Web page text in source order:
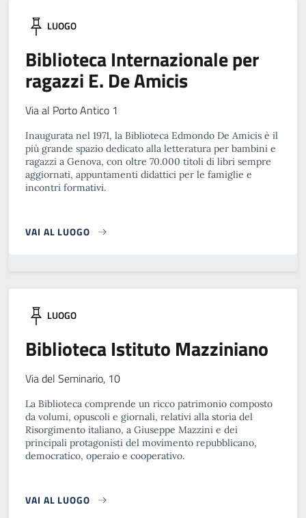
LUOGO
Biblioteca Internazionale per
ragazzi E. De Amicis
Via al Porto Antico 1
Inaugurata nel 1971, la Biblioteca Edmondo De Amicis è il
più grande spazio dedicato alla letteratura per bambini e
ragazzi a Genova, con oltre 70.000 titoli di libri sempre
aggiornati, appuntamenti didattici per le famiglie e
incontri formativi.
VAI AL LUOGO
LUOGO
Biblioteca Istituto Mazziniano
Via del Seminario, 10
La Biblioteca comprende un ricco patrimonio composto
da volumi, opuscoli e giornali, relativi alla storia del
Risorgimento italiano, a Giuseppe Mazzini e dei
principali protagonisti del movimento repubblicano,
democratico, operaio e cooperativo.
VAI AL LUOGO